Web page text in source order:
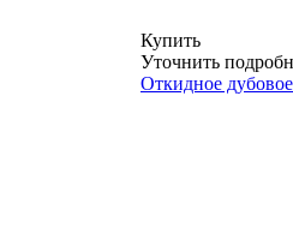
Купить
Уточнить
Откидное